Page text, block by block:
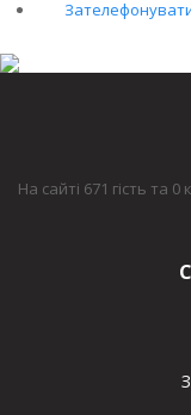
На сайті 671 гість та 0